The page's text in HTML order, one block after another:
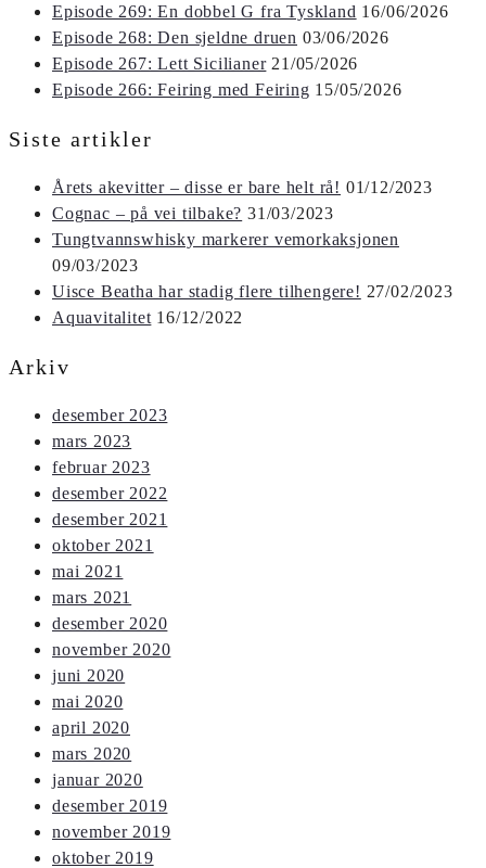
Episode 269: En dobbel G fra Tyskland 16/06/2026
Episode 268: Den sjeldne druen 03/06/2026
Episode 267: Lett Sicilianer 21/05/2026
Episode 266: Feiring med Feiring 15/05/2026
Siste artikler
Årets akevitter – disse er bare helt rå! 01/12/2023
Cognac – på vei tilbake? 31/03/2023
Tungtvannswhisky markerer vemorkaksjonen
09/03/2023
Uisce Beatha har stadig flere tilhengere! 27/02/2023
Aquavitalitet 16/12/2022
Arkiv
desember 2023
mars 2023
februar 2023
desember 2022
desember 2021
oktober 2021
mai 2021
mars 2021
desember 2020
november 2020
juni 2020
mai 2020
april 2020
mars 2020
januar 2020
desember 2019
november 2019
oktober 2019